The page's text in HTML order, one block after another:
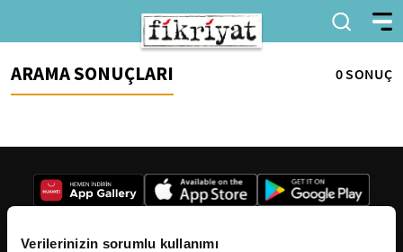
Verilerinizin sorumlu kullanımı
ARAMA SONUÇLARI 0 SONUÇ